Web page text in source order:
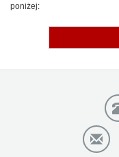
poniżej: